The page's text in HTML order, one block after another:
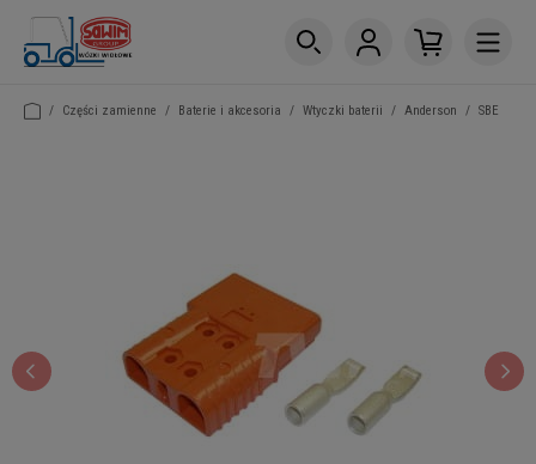
/ Części zamienne / Baterie i akcesoria / Wtyczki baterii / Anderson / SBE